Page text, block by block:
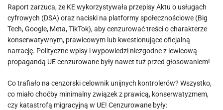
Raport zarzuca, że KE wykorzystywała przepisy Aktu o usługach
cyfrowych (DSA) oraz naciski na platformy społecznościowe (Big
Tech, Google, Meta, TikTok), aby cenzurować treści o charakterze
konserwatywnym, prawicowym lub kwestionujące oficjalną
narrację. Polityczne wpisy i wypowiedzi niezgodne z lewicową
propagandą UE cenzurowane były nawet tuż przed głosowaniem!
Co trafiało na cenzorski celownik unijnych kontrolerów? Wszystko,
co miało choćby minimalny związek z prawicą, konserwatyzmem,
czy katastrofą migracyjną w UE! Cenzurowane były: